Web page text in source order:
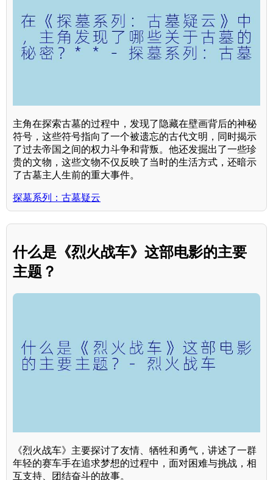
主角在探索古墓的过程中，发现了隐藏在壁画背后的神秘
符号，这些符号指向了一个被遗忘的古代文明，同时揭示
了过去帝国之间的权力斗争和背叛。他还发掘出了一些珍
贵的文物，这些文物不仅反映了当时的生活方式，还暗示
了古墓主人生前的重大事件。
探墓系列：古墓疑云
什么是《烈火战车》这部电影的主要
主题？
《烈火战车》主要探讨了友情、牺牲和勇气，讲述了一群
年轻的赛车手在追求梦想的过程中，面对困难与挑战，相
互支持、团结奋斗的故事。